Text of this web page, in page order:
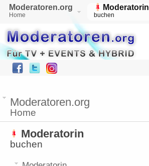
Moderatoren.org
Home
Moderatorin
buchen
Moderatoren.org
Home
Moderatorin
buchen